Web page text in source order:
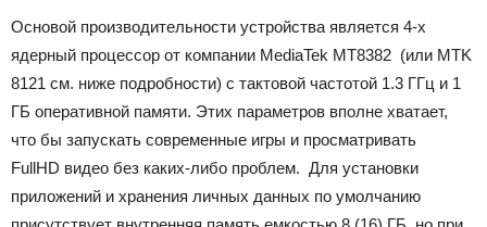
Основой производительности устройства является 4-х
ядерный процессор от компании MediaTek MT8382 (или MTK
8121 см. ниже подробности) с тактовой частотой 1.3 ГГц и 1
ГБ оперативной памяти. Этих параметров вполне хватает,
что бы запускать современные игры и просматривать
FullHD видео без каких-либо проблем. Для установки
приложений и хранения личных данных по умолчанию